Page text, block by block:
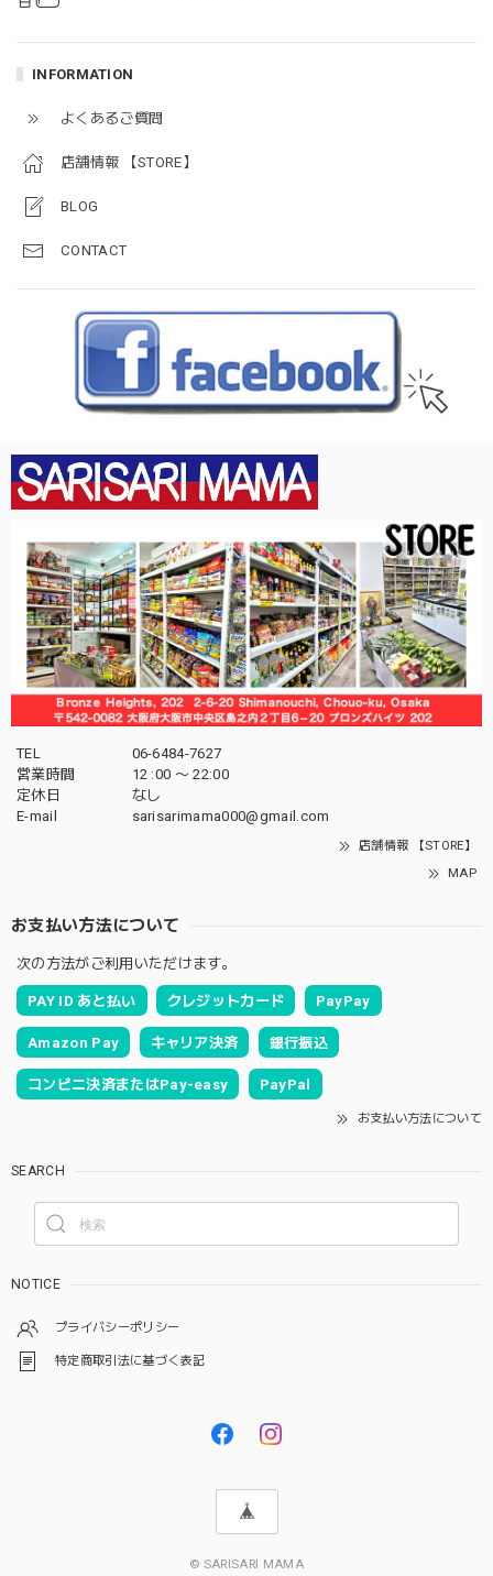
INFORMATION
よくあるご質問
店舗情報 【STORE】
BLOG
CONTACT
TEL
06-6484-7627
営業時間
12 :00 〜 22:00
定休日
なし
E-mail
sarisarimama000@gmail.com
店舗情報 【STORE】
MAP
お支払い方法について
次の方法がご利用いただけます。
PAY ID あと払い クレジットカード PayPay
Amazon Pay キャリア決済 銀行振込
コンビニ決済またはPay-easy PayPal
お支払い方法について
SEARCH
NOTICE
プライバシーポリシー
特定商取引法に基づく表記
© SARISARI MAMA